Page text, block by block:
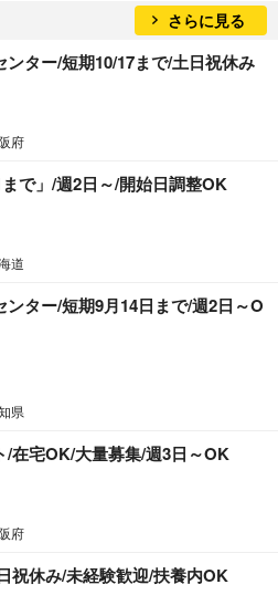
さらに見る
ター/短期10/17まで/土日祝休み
府
で」/週2日～/開始日調整OK
道
ター/短期9月14日まで/週2日～O
県
/在宅OK/大量募集/週3日～OK
府
祝休み/未経験歓迎/扶養内OK